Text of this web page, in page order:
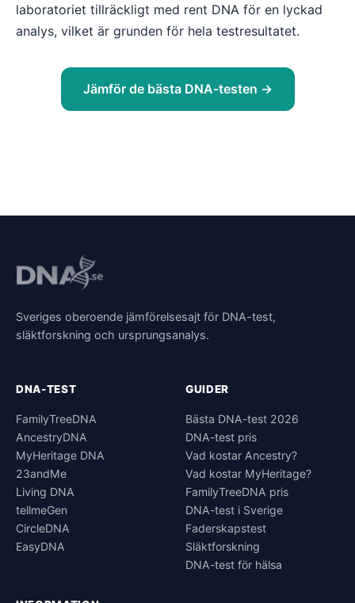
laboratoriet tillräckligt med rent DNA för en lyckad
analys, vilket är grunden för hela testresultatet.
Jämför de bästa DNA-testen →
Sveriges oberoende jämförelsesajt för DNA-test,
släktforskning och ursprungsanalys.
DNA-TEST
FamilyTreeDNA
AncestryDNA
MyHeritage DNA
23andMe
Living DNA
tellmeGen
CircleDNA
EasyDNA
GUIDER
Bästa DNA-test 2026
DNA-test pris
Vad kostar Ancestry?
Vad kostar MyHeritage?
FamilyTreeDNA pris
DNA-test i Sverige
Faderskapstest
Släktforskning
DNA-test för hälsa